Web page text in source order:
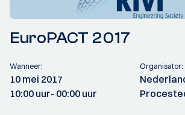
EuroPACT 2017
Wanneer:
10 mei 2017
10:00 uur- 00:00 uur
Organisator: